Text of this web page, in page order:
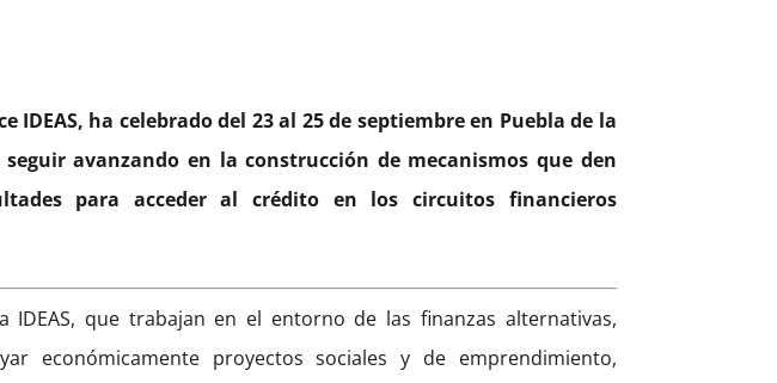
IDEAS, ha celebrado del 23 al 25 de septiembre en Puebla de la
avanzando en la construcción de mecanismos que den
para acceder al crédito en los circuitos financieros
que trabajan en el entorno de las finanzas alternativas,
económicamente proyectos sociales y de emprendimiento,